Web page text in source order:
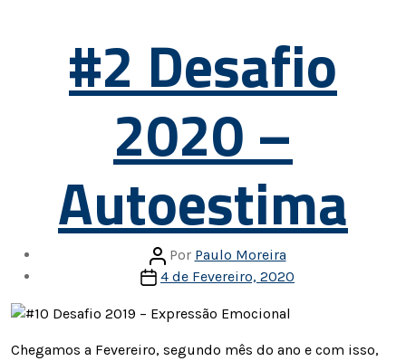
#2 Desafio
2020 –
Autoestima
Autor
do
Por Paulo Moreira
Data
artigo
4 de Fevereiro, 2020
Chegamos a Fevereiro, segundo mês do ano e com isso,